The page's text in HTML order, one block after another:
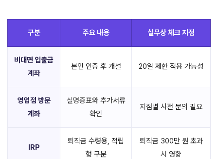
구분 주요 내용 실무상 체크 지점
비대면 입출금
계좌
본인 인증 후 개설 20일 제한 적용 가능성
영업점 방문
계좌
실명증표와 추가서류
확인
지점별 사전 문의 필요
IRP
퇴직금 수령용, 적립
형 구분
퇴직금 300만 원 초과
시 영향